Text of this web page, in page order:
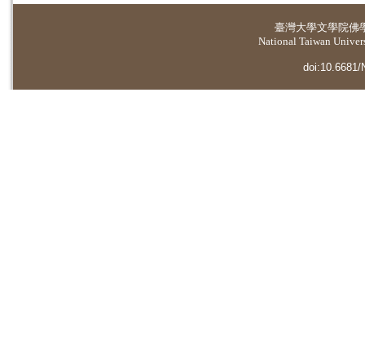
臺灣大學文學院佛
National Taiwan
doi:10.6681/